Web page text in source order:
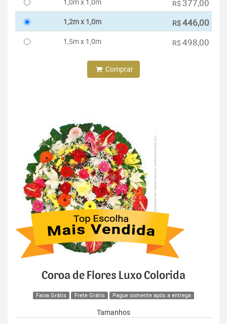
R$ 377,00
1,2m x 1,0m R$446,00
1,5m x 1,0m R$ 498,00
Comprar
Coroa de Flores Luxo Colorida
Faixa Grátis Frete Grátis Pague somente após a entrega
Tamanhos